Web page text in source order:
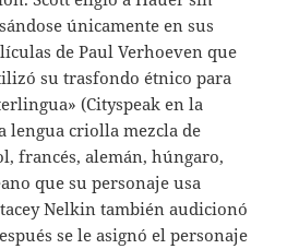
únicamente en sus
de Paul Verhoeven que
su trasfondo étnico para
(Cityspeak en la
lengua criolla mezcla de
francés, alemán, húngaro,
que su personaje usa
Nelkin también audicionó
se le asignó el personaje